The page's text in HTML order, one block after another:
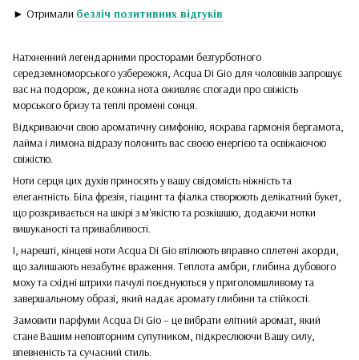
► Отримали безліч позитивних відгуків
Натхненний легендарними просторами безтурботного
середземноморського узбережжя, Acqua Di Gio для чоловіків запрошує
вас на подорож, де кожна нота оживляє спогади про свіжість
морського бризу та теплі промені сонця.
Відкриваючи свою ароматичну симфонію, яскрава гармонія бергамота,
лайма і лимона відразу полонить вас своєю енергією та освіжаючою
свіжістю.
Ноти серця цих духів приносять у вашу свідомість ніжність та
елегантність. Біла фрезія, гіацинт та фіалка створюють делікатний букет,
що розкривається на шкірі з м'якістю та розкішшю, додаючи нотки
вишуканості та привабливості.
І, нарешті, кінцеві ноти Acqua Di Gio втілюють вправно сплетені акорди,
що залишають незабутнє враження. Теплота амбри, глибина дубового
моху та східні штрихи пачулі поєднуються у приголомшливому та
завершальному образі, який надає аромату глибини та стійкості.
Замовити парфуми Acqua Di Gio – це вибрати елітний аромат, який
стане Вашим неповторним супутником, підкреслюючи Вашу силу,
впевненість та сучасний стиль.